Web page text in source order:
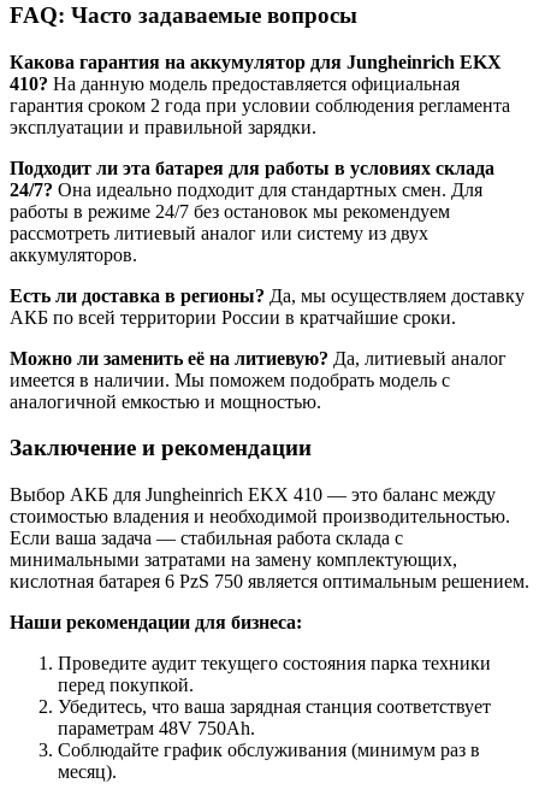
FAQ: Часто задаваемые вопросы
Какова гарантия на аккумулятор для Jungheinrich EKX
410? На данную модель предоставляется официальная
гарантия сроком 2 года при условии соблюдения регламента
эксплуатации и правильной зарядки.
Подходит ли эта батарея для работы в условиях склада
24/7? Она идеально подходит для стандартных смен. Для
работы в режиме 24/7 без остановок мы рекомендуем
рассмотреть литиевый аналог или систему из двух
аккумуляторов.
Есть ли доставка в регионы? Да, мы осуществляем доставку
АКБ по всей территории России в кратчайшие сроки.
Можно ли заменить её на литиевую? Да, литиевый аналог
имеется в наличии. Мы поможем подобрать модель с
аналогичной емкостью и мощностью.
Заключение и рекомендации
Выбор АКБ для Jungheinrich EKX 410 — это баланс между
стоимостью владения и необходимой производительностью.
Если ваша задача — стабильная работа склада с
минимальными затратами на замену комплектующих,
кислотная батарея 6 PzS 750 является оптимальным решением.
Наши рекомендации для бизнеса:
Проведите аудит текущего состояния парка техники
перед покупкой.
Убедитесь, что ваша зарядная станция соответствует
параметрам 48V 750Ah.
Соблюдайте график обслуживания (минимум раз в
месяц).